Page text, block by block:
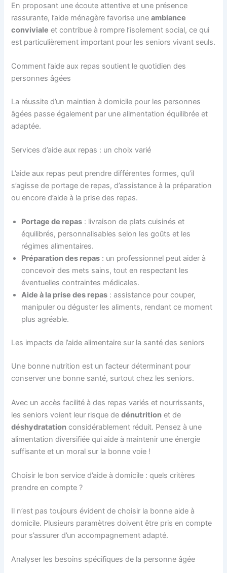
En proposant une écoute attentive et une présence
rassurante, l’aide ménagère favorise uneambiance
conviviale et contribue à rompre l’isolement social, ce qui
est particulièrement important pour les seniors vivant seuls.
Comment l’aide aux repas soutient le quotidien des
personnes âgées
La réussite d’un maintien à domicile pour les personnes
âgées passe également par une alimentation équilibrée et
adaptée.
Services d’aide aux repas : un choix varié
L’aide aux repas peut prendre différentes formes, qu’il
s’agisse de portage de repas, d’assistance à la préparation
ou encore d’aide à la prise des repas.
Portage de repas : livraison de plats cuisinés et
équilibrés, personnalisables selon les goûts et les
régimes alimentaires.
Préparation des repas : un professionnel peut aider à
concevoir des mets sains, tout en respectant les
éventuelles contraintes médicales.
Aide à la prise des repas : assistance pour couper,
manipuler ou déguster les aliments, rendant ce moment
plus agréable.
Les impacts de l’aide alimentaire sur la santé des seniors
Une bonne nutrition est un facteur déterminant pour
conserver une bonne santé, surtout chez les seniors.
Avec un accès facilité à des repas variés et nourrissants,
les seniors voient leur risque dedénutrition et de
déshydratation considérablement réduit. Pensez à une
alimentation diversifiée qui aide à maintenir une énergie
suffisante et un moral sur la bonne voie !
Choisir le bon service d’aide à domicile : quels critères
prendre en compte ?
Il n’est pas toujours évident de choisir la bonne aide à
domicile. Plusieurs paramètres doivent être pris en compte
pour s’assurer d’un accompagnement adapté.
Analyser les besoins spécifiques de la personne âgée